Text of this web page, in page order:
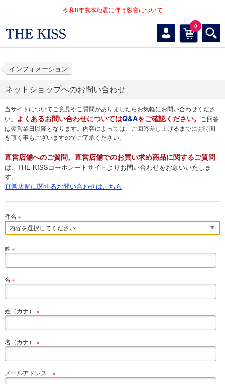
令和8年熊本地震に伴う影響について
0
インフォメーション
ネットショップへのお問い合わせ
当サイトについてご意見やご質問がありましたらお気軽にお問い合わせくださ
い。 よくあるお問い合わせについてはQ&Aをご確認ください。
ご回答
は翌営業日以降となります。内容によっては、ご回答差し上げるまでにお時間
を頂く事もございますのでご了承ください。
直営店舗へのご質問、直営店舗でのお買い求め商品に関するご質問
は、THE KISSコーポレートサイトよりお問い合わせをお願いいたしま
す。
直営店舗に関するお問い合わせはこちら
件名 ※
姓 ※
名 ※
姓（カナ） ※
名（カナ） ※
メールアドレス ※